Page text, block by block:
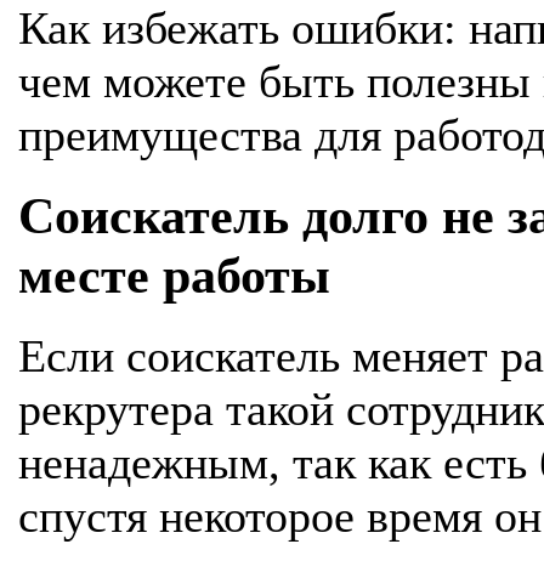
Как избежать ошибки:
чем можете быть
преимущества для
Соискатель долго не
месте работы
Если соискатель меняет
рекрутера такой
ненадежным, так как есть
спустя некоторое время